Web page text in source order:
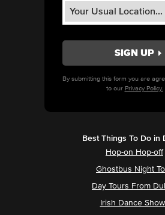
By submitting this form you are
to our Privacy Policy.
Best Things To Do in
Hop-on Hop-off
Ghostbus Night
Day Tours From
Irish Dance